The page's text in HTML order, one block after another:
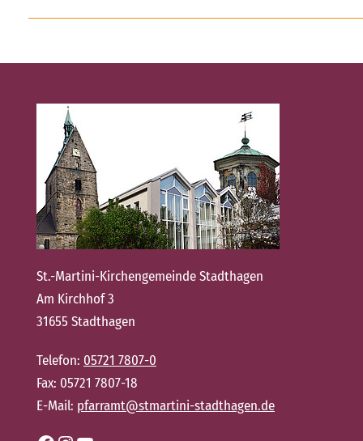
St.-Martini-Kirchengemeinde Stadthagen
Am Kirchhof 3
31655 Stadthagen
Telefon: 05721 7807-0
Fax: 05721 7807-18
E-Mail: pfarramt@stmartini-stadthagen.de